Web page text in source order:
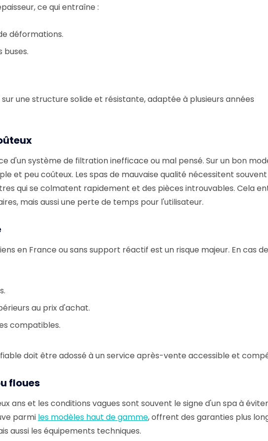
ce qui entraîne :
déformations.
buses.
une structure solide et résistante, adaptée à plusieurs années
d'un système de filtration inefficace ou mal pensé. Sur un bon
et peu coûteux. Les spas de mauvaise qualité nécessitent
qui se colmatent rapidement et des pièces introuvables. Cela
mais aussi une perte de temps pour l'utilisateur.
en France ou sans support réactif est un risque majeur. En cas
au prix d'achat.
compatibles.
doit être adossé à un service après-vente accessible et
floues
ans et les conditions vagues sont souvent le signe d'un spa à
parmi les modèles haut de gamme, offrent des garanties plus
aussi les équipements techniques.